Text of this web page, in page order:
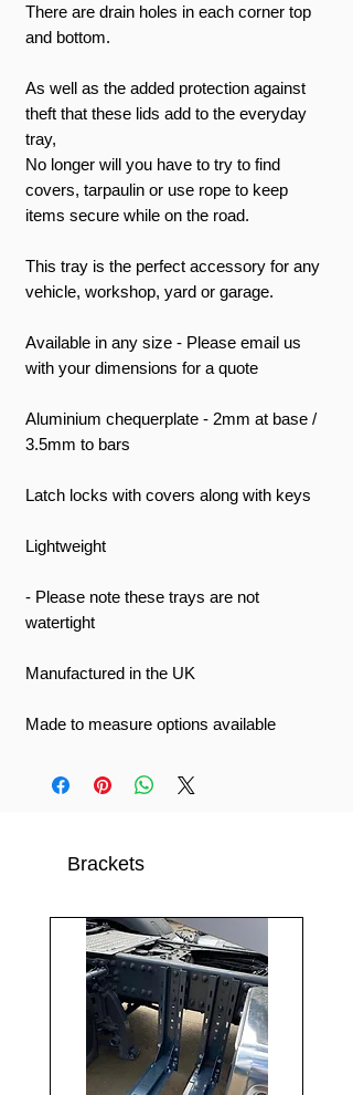
There are drain holes in each corner top
and bottom.
As well as the added protection against
theft that these lids add to the everyday
tray,
No longer will you have to try to find
covers, tarpaulin or use rope to keep
items secure while on the road.
This tray is the perfect accessory for any
vehicle, workshop, yard or garage.
Available in any size - Please email us
with your dimensions for a quote
Aluminium chequerplate - 2mm at base /
3.5mm to bars
Latch locks with covers along with keys
Lightweight
- Please note these trays are not
watertight
Manufactured in the UK
Made to measure options available
Brackets